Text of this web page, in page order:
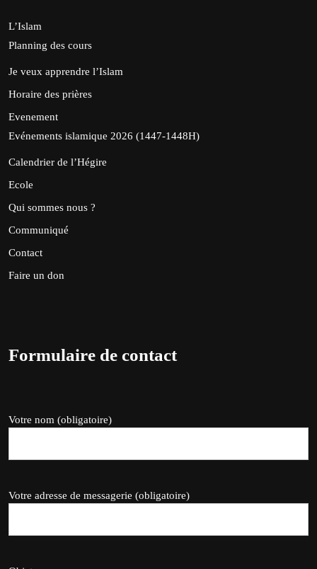
L’Islam
Planning des cours
Je veux apprendre l’Islam
Horaire des prières
Evenement
Evénements islamique 2026 (1447-1448H)
Calendrier de l’Hégire
Ecole
Qui sommes nous ?
Communiqué
Contact
Faire un don
Formulaire de contact
Votre nom (obligatoire)
Votre adresse de messagerie (obligatoire)